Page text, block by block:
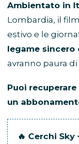
Ambientato in
Lombardia, il
estivo e le
legame sincero
avranno paura di
Puoi
un
🔥 Cerchi